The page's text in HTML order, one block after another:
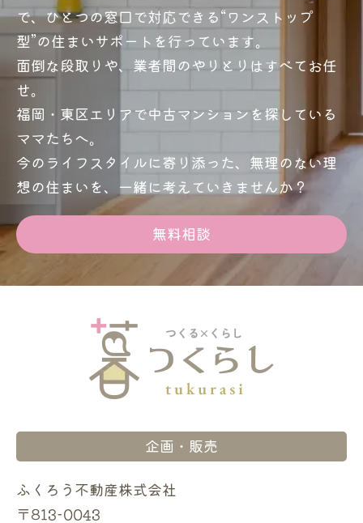
で、ひとつの窓口で対応できる“ワンストップ
型”の住まいサポートを行っています。
面倒な段取りや、業者間のやりとりはすべてお任
せ。
福岡・東区エリアで中古マンションを探している
ママたちへ。
今のライフスタイルに寄り添った、無理のない理
想の住まいを、一緒に考えていきませんか？
無料相談
企画・販売
ふくろう不動産株式会社
〒813-0043